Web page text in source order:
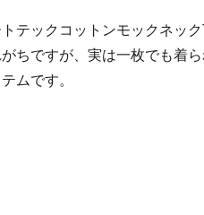
テックコットンモックネッ
ちですが、実は一枚でも着
ムです。